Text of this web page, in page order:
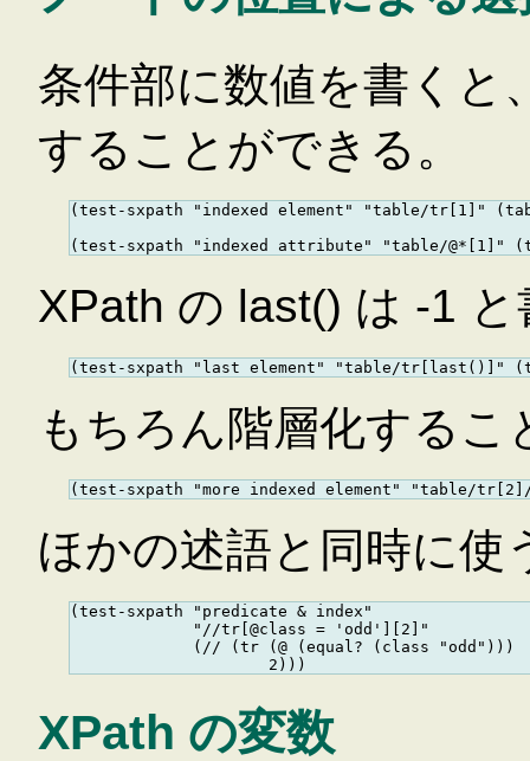
条件部に数値を書くと
することができる。
(test-sxpath "indexed element" "table/tr[1]"
XPath の last() は -1 と
もちろん階層化するこ
ほかの述語と同時に使
(test-sxpath "predicate & index"
             "//tr[@class = 'odd'][2]"
             (// (tr (@ (equal? (class "odd")))
XPath の変数